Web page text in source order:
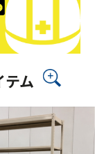
テム